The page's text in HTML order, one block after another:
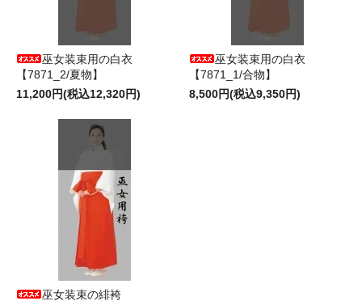
巫女装束用の白衣
【7871_2/夏物】
11,200円(税込12,320円)
巫女装束用の白衣
【7871_1/合物】
8,500円(税込9,350円)
巫女装束の緋袴